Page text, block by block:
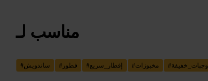
مناسب لـ
#ساندويش # فطور #إفطار_سريع #مخبوزات #وجبات_خفيفة